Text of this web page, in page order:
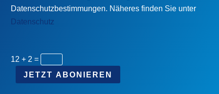
Datenschutzbestimmungen. Näheres finden Sie unter
Datenschutz
12 + 2 =
JETZT ABONIEREN